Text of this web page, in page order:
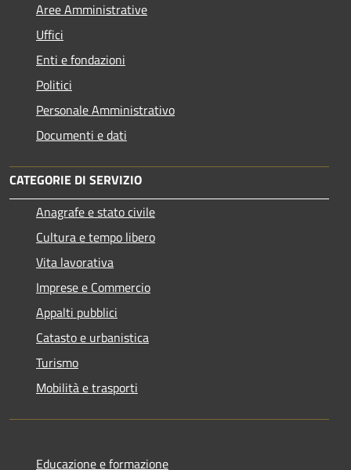
Aree Amministrative
Uffici
Enti e fondazioni
Politici
Personale Amministrativo
Documenti e dati
CATEGORIE DI SERVIZIO
Anagrafe e stato civile
Cultura e tempo libero
Vita lavorativa
Imprese e Commercio
Appalti pubblici
Catasto e urbanistica
Turismo
Mobilità e trasporti
Educazione e formazione